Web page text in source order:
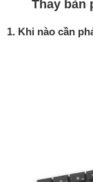
Thay bàn
1. Khi nào cần